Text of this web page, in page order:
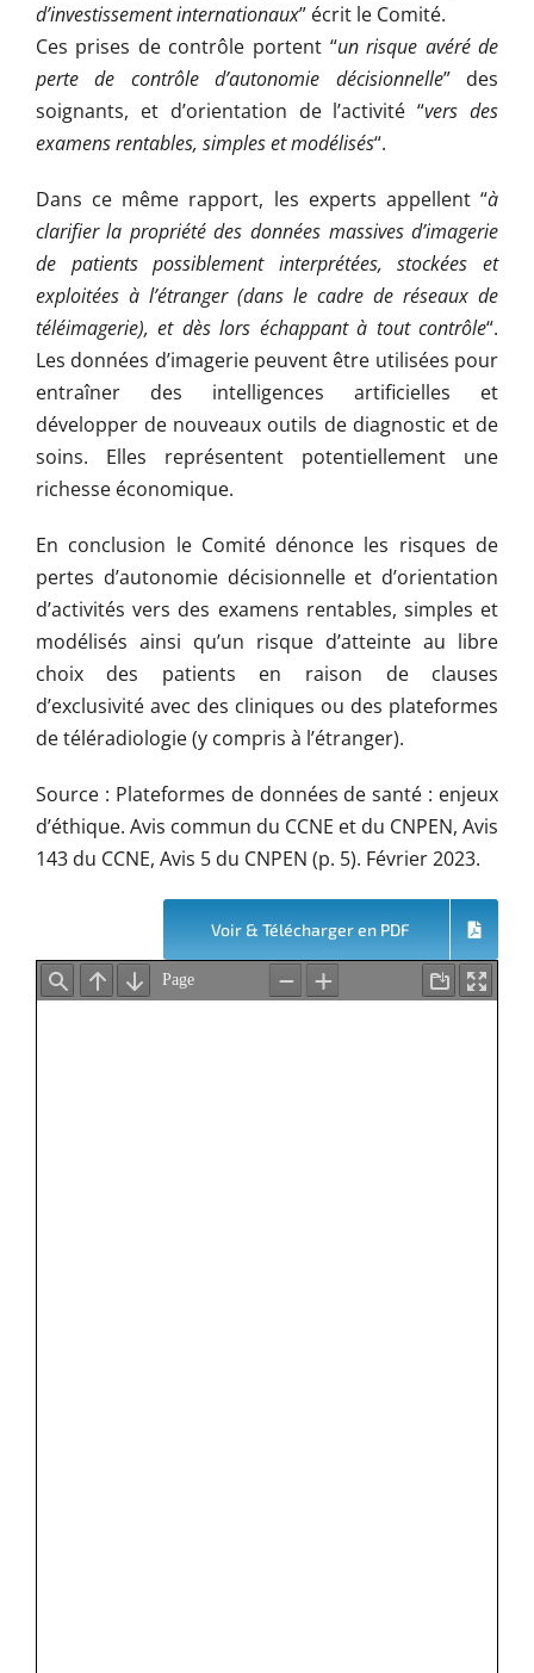
d’investissement internationaux” écrit le Comité.
Ces prises de contrôle portent “un risque avéré de
perte de contrôle d’autonomie décisionnelle” des
soignants, et d’orientation de l’activité “vers des
examens rentables, simples et modélisés“.
Dans ce même rapport, les experts appellent “à
clarifier la propriété des données massives d’imagerie
de patients possiblement interprétées, stockées et
exploitées à l’étranger (dans le cadre de réseaux de
téléimagerie), et dès lors échappant à tout contrôle“.
Les données d’imagerie peuvent être utilisées pour
entraîner des intelligences artificielles et
développer de nouveaux outils de diagnostic et de
soins. Elles représentent potentiellement une
richesse économique.
En conclusion le Comité dénonce les risques de
pertes d’autonomie décisionnelle et d’orientation
d’activités vers des examens rentables, simples et
modélisés ainsi qu’un risque d’atteinte au libre
choix des patients en raison de clauses
d’exclusivité avec des cliniques ou des plateformes
de téléradiologie (y compris à l’étranger).
Source : Plateformes de données de santé : enjeux
d’éthique. Avis commun du CCNE et du CNPEN, Avis
143 du CCNE, Avis 5 du CNPEN (p. 5). Février 2023.
Voir & Télécharger en PDF